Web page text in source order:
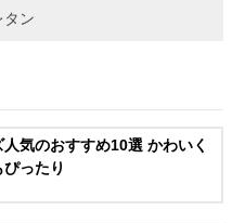
タン
気のおすすめ10選 かわいく
ったり